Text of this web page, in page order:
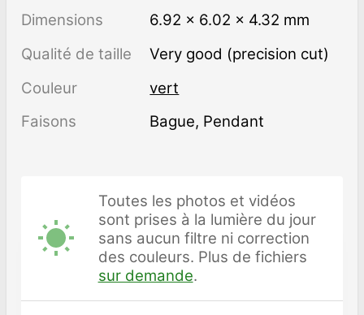
Dimensions
6.92 × 6.02 × 4.32 mm
Qualité de taille
Very good (precision cut)
Couleur
vert
Faisons
Bague, Pendant
Toutes les photos et vidéos
sont prises à la lumière du jour
sans aucun filtre ni correction
des couleurs. Plus de fichiers
sur demande.